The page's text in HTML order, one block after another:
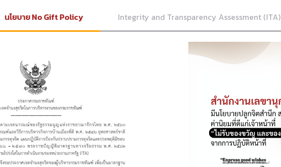
นโยบาย No Gift Policy Integrity and Transparency Assessment (ITA)